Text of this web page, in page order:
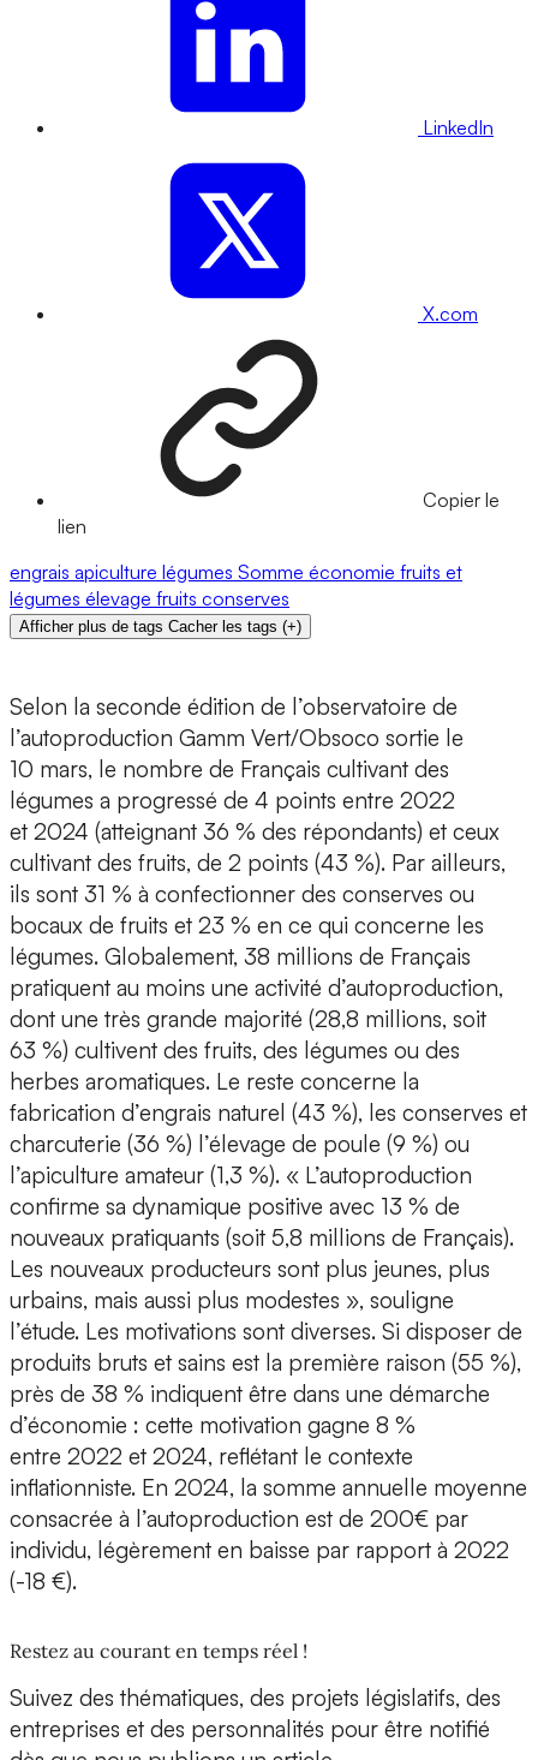
LinkedIn
X.com
Copier le
lien
engrais apiculture légumes Somme économie fruits et
légumes élevage fruits conserves
Afficher plus de tags Cacher les tags (+)
Selon la seconde édition de l’observatoire de
l’autoproduction Gamm Vert/Obsoco sortie le
10 mars, le nombre de Français cultivant des
légumes a progressé de 4 points entre 2022
et 2024 (atteignant 36 % des répondants) et ceux
cultivant des fruits, de 2 points (43 %). Par ailleurs,
ils sont 31 % à confectionner des conserves ou
bocaux de fruits et 23 % en ce qui concerne les
légumes. Globalement, 38 millions de Français
pratiquent au moins une activité d’autoproduction,
dont une très grande majorité (28,8 millions, soit
63 %) cultivent des fruits, des légumes ou des
herbes aromatiques. Le reste concerne la
fabrication d’engrais naturel (43 %), les conserves et
charcuterie (36 %) l’élevage de poule (9 %) ou
l’apiculture amateur (1,3 %). « L’autoproduction
confirme sa dynamique positive avec 13 % de
nouveaux pratiquants (soit 5,8 millions de Français).
Les nouveaux producteurs sont plus jeunes, plus
urbains, mais aussi plus modestes », souligne
l’étude. Les motivations sont diverses. Si disposer de
produits bruts et sains est la première raison (55 %),
près de 38 % indiquent être dans une démarche
d’économie : cette motivation gagne 8 %
entre 2022 et 2024, reflétant le contexte
inflationniste. En 2024, la somme annuelle moyenne
consacrée à l’autoproduction est de 200€ par
individu, légèrement en baisse par rapport à 2022
(-18 €).
Restez au courant en temps réel !
Suivez des thématiques, des projets législatifs, des
entreprises et des personnalités pour être notifié